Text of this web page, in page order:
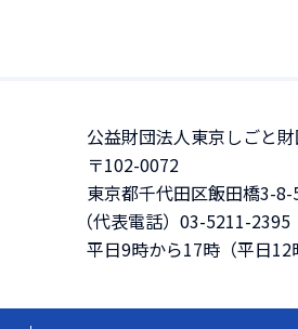
公益財団法人東京しごと
〒102-0072
東京都千代田区飯田橋3-
（代表電話）03-5211-2395
平日9時から17時（平日12